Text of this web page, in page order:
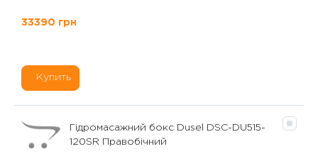
33390 грн
Купить
Гідромасажний бокс Dusel DSC-DU515-
120SR Правобічний